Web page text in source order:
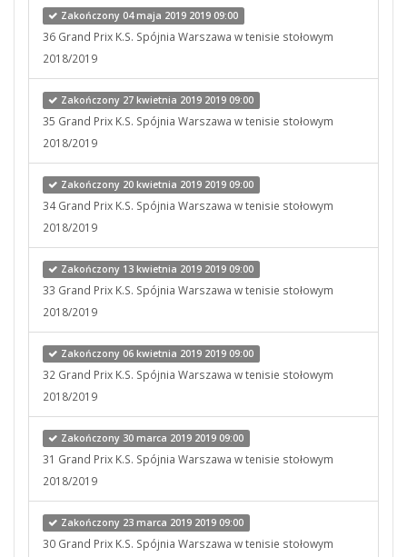
Zakończony 04 maja 2019 2019 09:00
36 Grand Prix K.S. Spójnia Warszawa w tenisie stołowym
2018/2019
Zakończony 27 kwietnia 2019 2019 09:00
35 Grand Prix K.S. Spójnia Warszawa w tenisie stołowym
2018/2019
Zakończony 20 kwietnia 2019 2019 09:00
34 Grand Prix K.S. Spójnia Warszawa w tenisie stołowym
2018/2019
Zakończony 13 kwietnia 2019 2019 09:00
33 Grand Prix K.S. Spójnia Warszawa w tenisie stołowym
2018/2019
Zakończony 06 kwietnia 2019 2019 09:00
32 Grand Prix K.S. Spójnia Warszawa w tenisie stołowym
2018/2019
Zakończony 30 marca 2019 2019 09:00
31 Grand Prix K.S. Spójnia Warszawa w tenisie stołowym
2018/2019
Zakończony 23 marca 2019 2019 09:00
30 Grand Prix K.S. Spójnia Warszawa w tenisie stołowym